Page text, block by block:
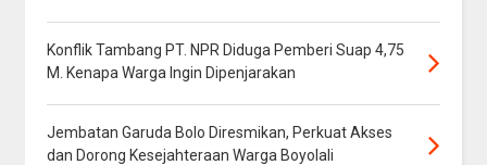
Konflik Tambang PT. NPR Diduga Pemberi Suap 4,75
M. Kenapa Warga Ingin Dipenjarakan
Jembatan Garuda Bolo Diresmikan, Perkuat Akses
dan Dorong Kesejahteraan Warga Boyolali